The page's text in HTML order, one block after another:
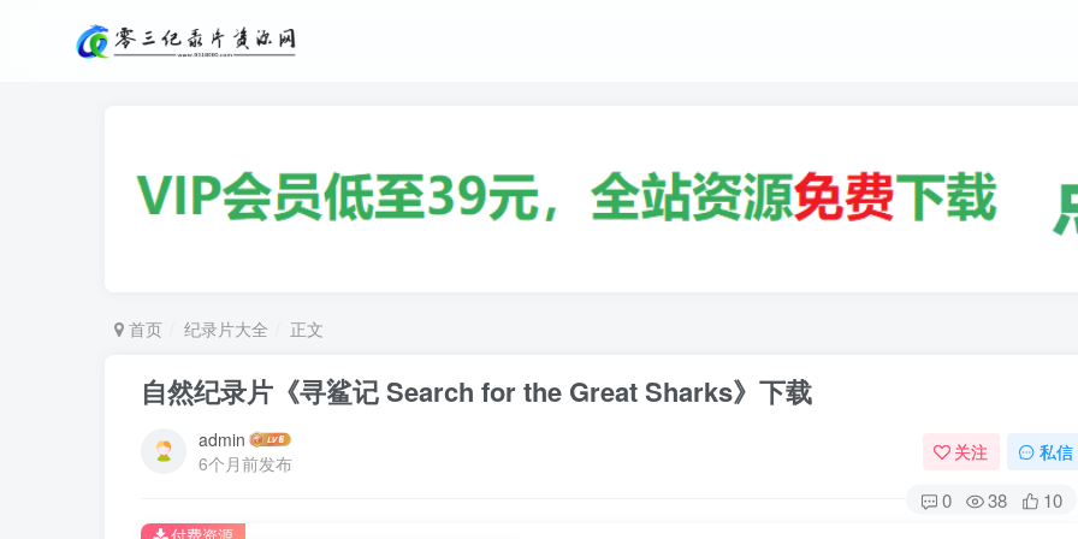
首页 纪录片大全 正文
自然纪录片《寻鲨记 Search for the Great Sharks》下载
admin
6个月前发布
关注 私信
0 38 10